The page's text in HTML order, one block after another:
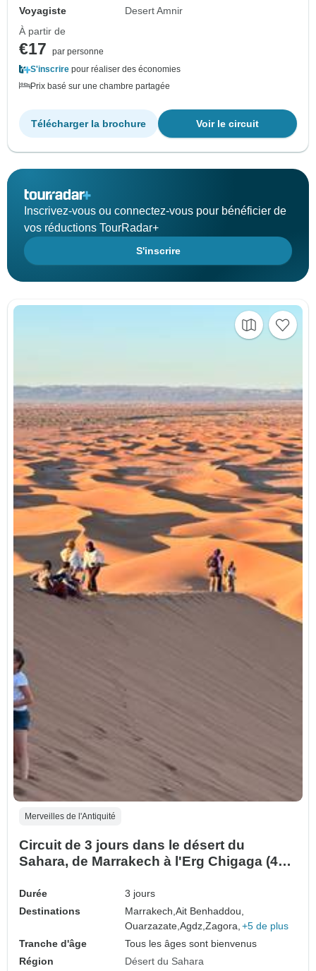
Voyagiste
Desert Amnir
À partir de
€17
par personne
S'inscrire pour réaliser des économies
Prix basé sur une chambre partagée
Voir le circuit
Télécharger la brochure
Inscrivez-vous ou connectez-vous pour bénéficier de
vos réductions TourRadar+
S'inscrire
Merveilles de l'Antiquité
Circuit de 3 jours dans le désert du
Sahara, de Marrakech à l'Erg Chigaga (4x4
Durée
3 jours
Destinations
Marrakech,Ait Benhaddou,
Ouarzazate,Agdz,Zagora, +5 de plus
Tranche d'âge
Tous les âges sont bienvenus
Région
Désert du Sahara